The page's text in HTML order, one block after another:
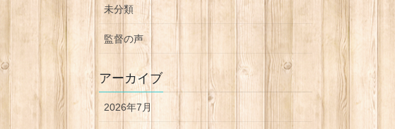
未分類
監督の声
アーカイブ
2026年7月